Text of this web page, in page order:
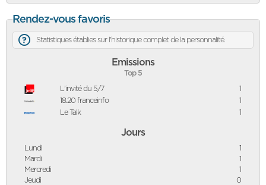
Rendez-vous favoris
Statistiques établies sur l'historique complet de la personnalité.
Emissions
Top 5
L'invité du 5/7
1
18.20 franceinfo
1
Le Talk
1
Jours
Lundi
1
Mardi
1
Mercredi
1
Jeudi
0